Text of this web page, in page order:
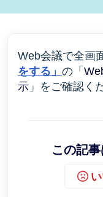
Web会議で全画
をする」 の「
示 」をご確認く
この記